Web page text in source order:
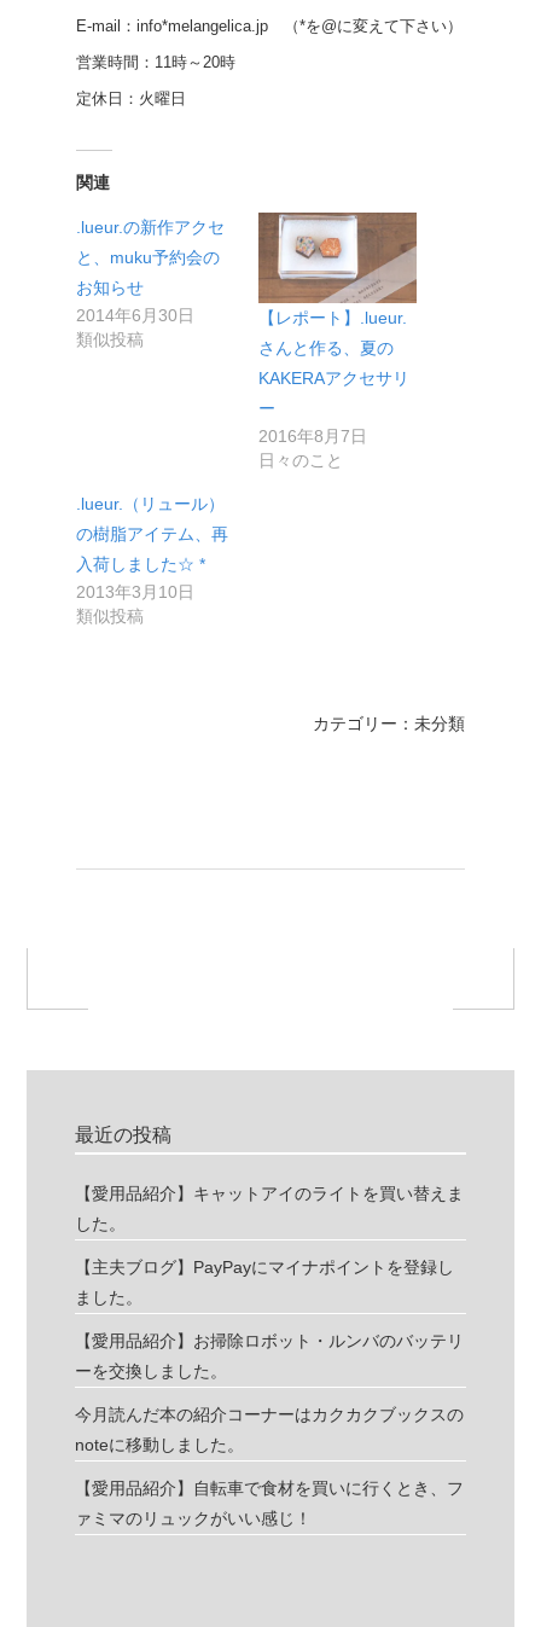
E-mail：info*melangelica.jp （*を@に変えて下さい）
営業時間：11時～20時
定休日：火曜日
関連
.lueur.の新作アクセ
と、muku予約会の
お知らせ
2014年6月30日
類似投稿
【レポート】.lueur.
さんと作る、夏の
KAKERAアクセサリ
ー
2016年8月7日
日々のこと
.lueur.（リュール）
の樹脂アイテム、再
入荷しました☆ *
2013年3月10日
類似投稿
カテゴリー：未分類
最近の投稿
【愛用品紹介】キャットアイのライトを買い替えま
した。
【主夫ブログ】PayPayにマイナポイントを登録し
ました。
【愛用品紹介】お掃除ロボット・ルンバのバッテリ
ーを交換しました。
今月読んだ本の紹介コーナーはカクカクブックスの
noteに移動しました。
【愛用品紹介】自転車で食材を買いに行くとき、フ
ァミマのリュックがいい感じ！